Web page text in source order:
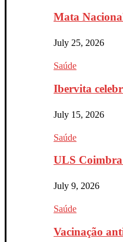
Mata
July 25, 2026
Saúde
Ibervita
July 15, 2026
Saúde
ULS Coimbra
July 9, 2026
Saúde
Vacinação